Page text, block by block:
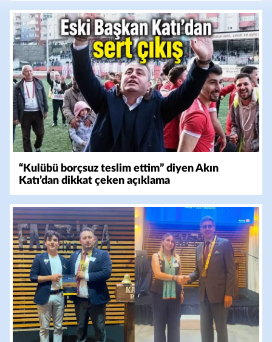
“Kulübü borçsuz teslim ettim” diyen Akın
Katı’dan dikkat çeken açıklama